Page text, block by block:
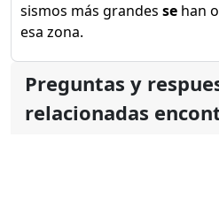
sismos más grandes se han
esa zona.
Preguntas y
relacionadas